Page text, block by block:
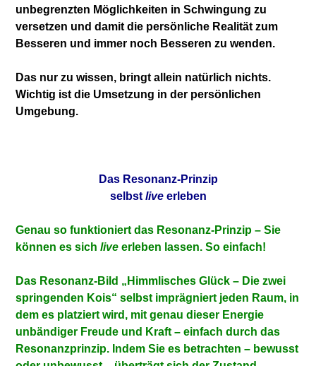
unbegrenzten Möglichkeiten in Schwingung zu
versetzen und damit die persönliche Realität zum
Besseren und immer noch Besseren zu wenden.
Das nur zu wissen, bringt allein natürlich nichts.
Wichtig ist die Umsetzung in der persönlichen
Umgebung.
Das Resonanz-Prinzip
selbst liveerleben
Genau so funktioniert das Resonanz-Prinzip – Sie
können es sichlive erleben lassen. So einfach!
Das Resonanz-Bild „Himmlisches Glück – Die zwei
springenden Kois“ selbst imprägniert jeden Raum, in
dem es platziert wird, mit genau dieser Energie
unbändiger Freude und Kraft – einfach durch das
Resonanzprinzip. Indem Sie es betrachten – bewusst